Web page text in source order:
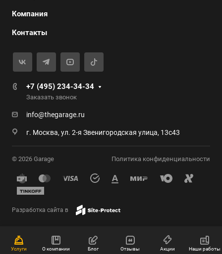
Компания
Контакты
+7 (495) 234-34-34
Заказать звонок
info@thegarage.ru
г. Москва, ул. 2-я Звенигородская улица, 13с43
© 2026 Garage Политика конфиденциальности
Разработка сайта в
Услуги О компании Блог Отзывы Акции Наши работы